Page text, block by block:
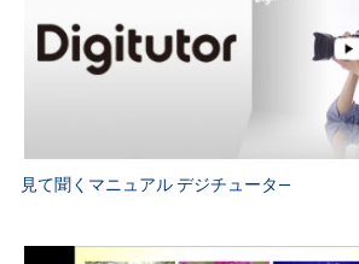
見て聞くマニュアル デジチュータ―